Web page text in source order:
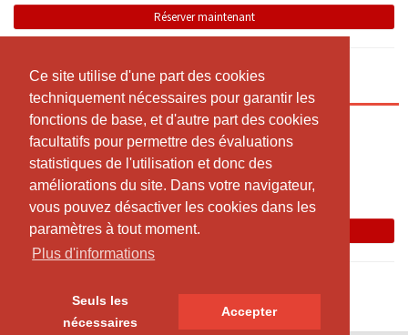
Ce site utilise d'une part des cookies
techniquement nécessaires pour garantir les
fonctions de base, et d'autre part des cookies
facultatifs pour permettre des évaluations
statistiques de l'utilisation et donc des
améliorations du site. Dans votre navigateur,
vous pouvez désactiver les cookies dans les
paramètres à tout moment.
Plus d'informations
Seuls les
nécessaires
Accepter
Ce site utilise d'une part des cookies
techniquement nécessaires pour garantir les
fonctions de base, et d'autre part des cookies
facultatifs pour permettre des évaluations
statistiques de l'utilisation et donc des
améliorations du site. Dans votre navigateur,
vous pouvez désactiver les cookies dans les
paramètres à tout moment.
Plus d'informations
Seuls les
nécessaires
Accepter
Réserver maintenant
Pilates en groupe Intermédiaire
12:30 - 13:25
Studio VS Pilates, Rue de Rhodania,2 , Crans
Svetlana W
La leçon a été annulée.
Réserver maintenant